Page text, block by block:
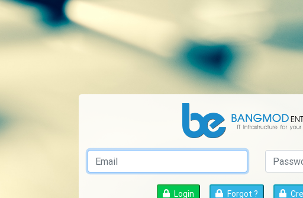
Login Forgot ?